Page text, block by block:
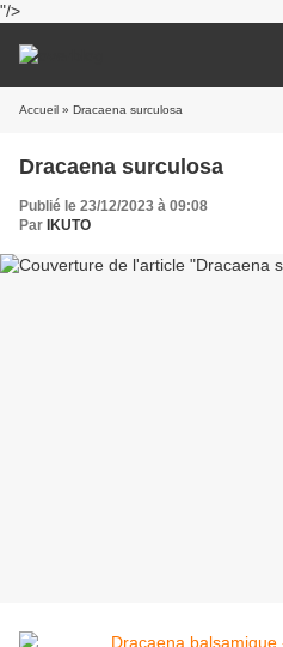
"/>
Accueil » Dracaena surculosa
Dracaena surculosa
Publié le 23/12/2023 à 09:08
Par IKUTO